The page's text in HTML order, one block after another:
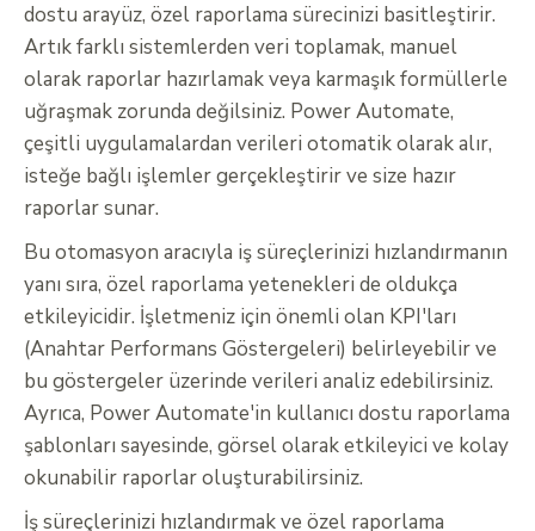
dostu arayüz, özel raporlama sürecinizi basitleştirir.
Artık farklı sistemlerden veri toplamak, manuel
olarak raporlar hazırlamak veya karmaşık formüllerle
uğraşmak zorunda değilsiniz. Power Automate,
çeşitli uygulamalardan verileri otomatik olarak alır,
isteğe bağlı işlemler gerçekleştirir ve size hazır
raporlar sunar.
Bu otomasyon aracıyla iş süreçlerinizi hızlandırmanın
yanı sıra, özel raporlama yetenekleri de oldukça
etkileyicidir. İşletmeniz için önemli olan KPI'ları
(Anahtar Performans Göstergeleri) belirleyebilir ve
bu göstergeler üzerinde verileri analiz edebilirsiniz.
Ayrıca, Power Automate'in kullanıcı dostu raporlama
şablonları sayesinde, görsel olarak etkileyici ve kolay
okunabilir raporlar oluşturabilirsiniz.
İş süreçlerinizi hızlandırmak ve özel raporlama